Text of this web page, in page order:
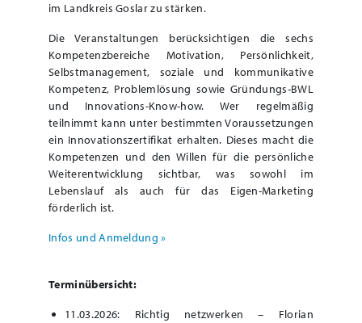
im Landkreis Goslar zu stärken.
Die Veranstaltungen berücksichtigen die sechs
Kompetenzbereiche Motivation, Persönlichkeit,
Selbstmanagement, soziale und kommunikative
Kompetenz, Problemlösung sowie Gründungs-BWL
und Innovations-Know-how. Wer regelmäßig
teilnimmt kann unter bestimmten Voraussetzungen
ein Innovationszertifikat erhalten. Dieses macht die
Kompetenzen und den Willen für die persönliche
Weiterentwicklung sichtbar, was sowohl im
Lebenslauf als auch für das Eigen-Marketing
förderlich ist.
Infos und Anmeldung »
Terminübersicht:
11.03.2026: Richtig netzwerken – Florian